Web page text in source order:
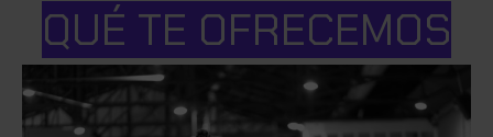
QUÉ TE OFRECEMOS